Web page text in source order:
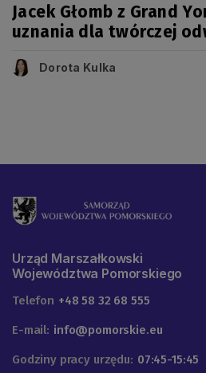
Jacek Głomb z Grand
uznania dla twórczej
Dorota Kulka
Urząd Marszałkowski
Województwa Pomorskiego
Telefon +48 58 32 68 555
E-mail: info@pomorskie.eu
Godziny pracy urzędu: 07:45-15:45